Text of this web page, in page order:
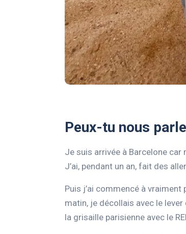
Peux-tu nous
Je suis arrivée à Barcelone
J’ai, pendant un an, fait des
Puis j’ai commencé à vraiment
matin, je décollais avec le
la grisaille parisienne avec le